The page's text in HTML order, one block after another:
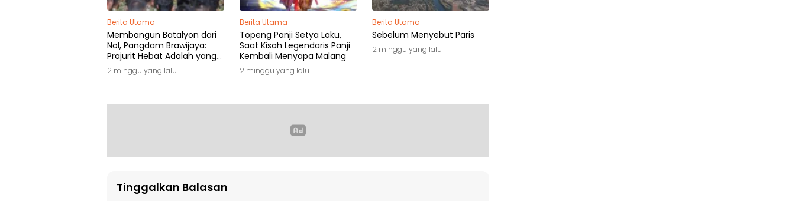
Berita Utama
Membangun Batalyon dari
Nol, Pangdam Brawijaya:
Prajurit Hebat Adalah yang
Dibutuhkan Rakyat
2 minggu yang lalu
Berita Utama
Topeng Panji Setya Laku,
Saat Kisah Legendaris Panji
Kembali Menyapa Malang
2 minggu yang lalu
Berita Utama
Sebelum Menyebut Paris
2 minggu yang lalu
Tinggalkan Balasan